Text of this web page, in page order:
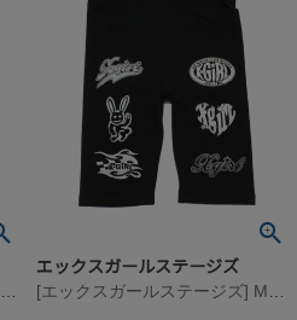
[ピードットプルミエ] 選べるタイプイロチ買いしたいハーフスパッツ ブラック(BK)
エックスガールステージズ
[エックスガールステージズ] MIXロゴ5分丈レギンス クロ(80)